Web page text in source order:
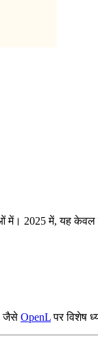
2025 में, यह केवल
जैसे OpenLपर विशेष